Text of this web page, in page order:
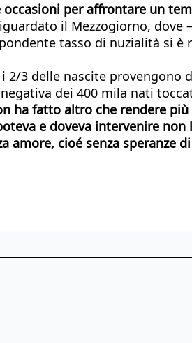
per affrontare un
il Mezzogiorno,
tasso di nuzialità si
2/3 delle nascite
dei 400 mila nati
ha fatto altro che rendere
e doveva intervenire
amore, cioé senza speranze